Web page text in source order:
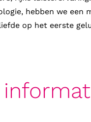
hebben we een
op het eerste